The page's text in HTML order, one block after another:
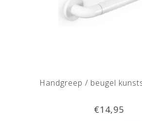
Handgreep / beugel
€14,95